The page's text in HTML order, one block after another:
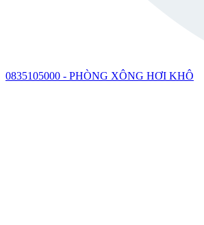
0835105000 - PHÒNG XÔNG HƠI KHÔ